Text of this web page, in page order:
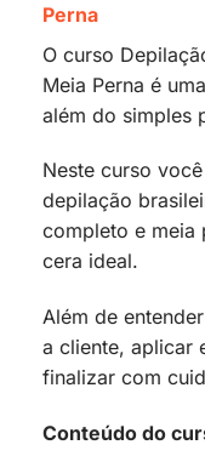
Perna
O curso
Meia Perna é
além do simples
Neste curso
depilação
completo e meia
cera ideal.
Além de
a cliente, aplicar
finalizar com
Conteúdo do